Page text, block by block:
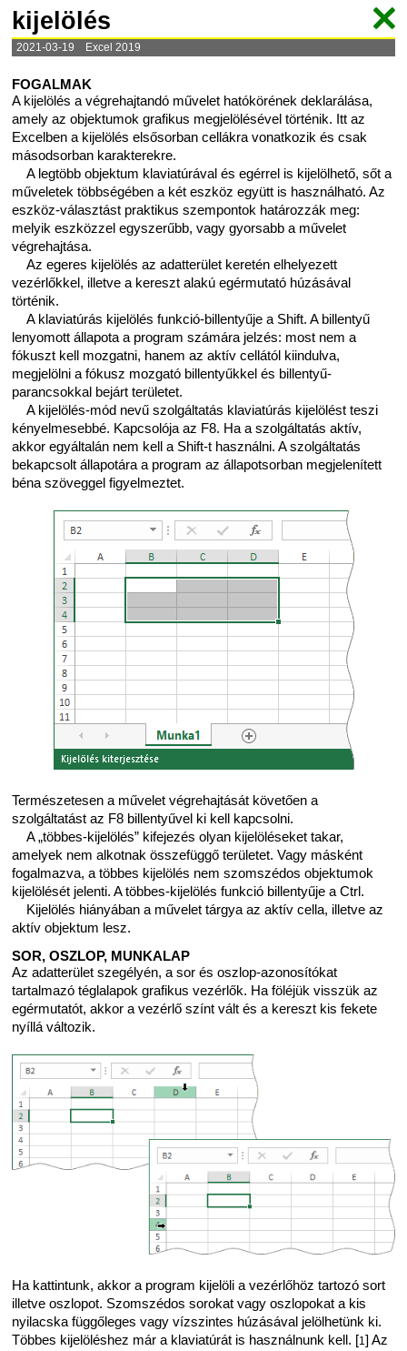
kijelölés
2021-03-19 Excel 2019
FOGALMAK
A kijelölés a végrehajtandó művelet hatókörének deklarálása,
amely az objektumok grafikus megjelölésével történik. Itt az
Excelben a kijelölés elsősorban cellákra vonatkozik és csak
másodsorban karakterekre.
A legtöbb objektum klaviatúrával és egérrel is kijelölhető, sőt a
műveletek többségében a két eszköz együtt is használható. Az
eszköz-választást praktikus szempontok határozzák meg:
melyik eszközzel egyszerűbb, vagy gyorsabb a művelet
végrehajtása.
Az egeres kijelölés az adatterület keretén elhelyezett
vezérlőkkel, illetve a kereszt alakú egérmutató húzásával
történik.
A klaviatúrás kijelölés funkció-billentyűje a Shift. A billentyű
lenyomott állapota a program számára jelzés: most nem a
fókuszt kell mozgatni, hanem az aktív cellától kiindulva,
megjelölni a fókusz mozgató billentyűkkel és billentyű-
parancsokkal bejárt területet.
A kijelölés-mód nevű szolgáltatás klaviatúrás kijelölést teszi
kényelmesebbé. Kapcsolója az F8. Ha a szolgáltatás aktív,
akkor egyáltalán nem kell a Shift-t használni. A szolgáltatás
bekapcsolt állapotára a program az állapotsorban megjelenített
béna szöveggel figyelmeztet.
Természetesen a művelet végrehajtását követően a
szolgáltatást az F8 billentyűvel ki kell kapcsolni.
A „többes-kijelölés” kifejezés olyan kijelöléseket takar,
amelyek nem alkotnak összefüggő területet. Vagy másként
fogalmazva, a többes kijelölés nem szomszédos objektumok
kijelölését jelenti. A többes-kijelölés funkció billentyűje a Ctrl.
Kijelölés hiányában a művelet tárgya az aktív cella, illetve az
aktív objektum lesz.
SOR, OSZLOP, MUNKALAP
Az adatterület szegélyén, a sor és oszlop-azonosítókat
tartalmazó téglalapok grafikus vezérlők. Ha föléjük visszük az
egérmutatót, akkor a vezérlő színt vált és a kereszt kis fekete
nyíllá változik.
Ha kattintunk, akkor a program kijelöli a vezérlőhöz tartozó sort
illetve oszlopot. Szomszédos sorokat vagy oszlopokat a kis
nyilacska függőleges vagy vízszintes húzásával jelölhetünk ki.
Többes kijelöléshez már a klaviatúrát is használnunk kell. [1] Az